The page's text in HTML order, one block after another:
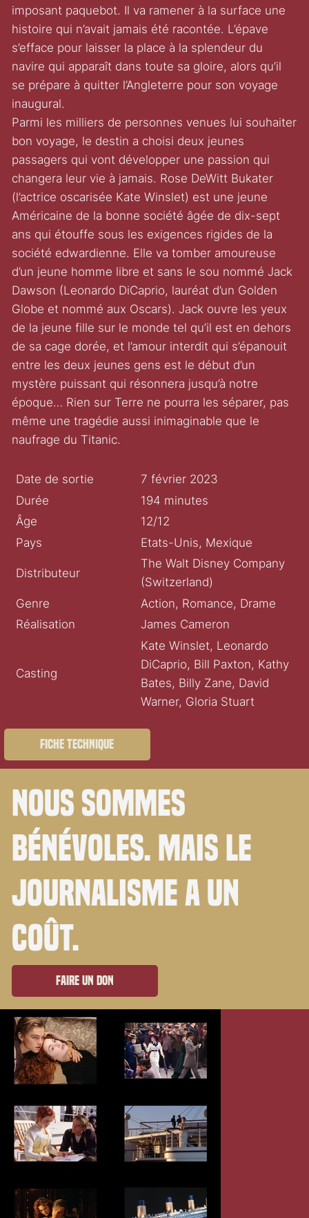
imposant paquebot. Il va ramener à la surface une
histoire qui n’avait jamais été racontée. L’épave
s’efface pour laisser la place à la splendeur du
navire qui apparaît dans toute sa gloire, alors qu’il
se prépare à quitter l’Angleterre pour son voyage
inaugural.
Parmi les milliers de personnes venues lui souhaiter
bon voyage, le destin a choisi deux jeunes
passagers qui vont développer une passion qui
changera leur vie à jamais. Rose DeWitt Bukater
(l’actrice oscarisée Kate Winslet) est une jeune
Américaine de la bonne société âgée de dix-sept
ans qui étouffe sous les exigences rigides de la
société edwardienne. Elle va tomber amoureuse
d’un jeune homme libre et sans le sou nommé Jack
Dawson (Leonardo DiCaprio, lauréat d’un Golden
Globe et nommé aux Oscars). Jack ouvre les yeux
de la jeune fille sur le monde tel qu’il est en dehors
de sa cage dorée, et l’amour interdit qui s’épanouit
entre les deux jeunes gens est le début d’un
mystère puissant qui résonnera jusqu’à notre
époque… Rien sur Terre ne pourra les séparer, pas
même une tragédie aussi inimaginable que le
naufrage du Titanic.
Date de sortie
7 février 2023
Durée
194 minutes
Âge
12/12
Pays
Etats-Unis, Mexique
Distributeur
The Walt Disney Company
(Switzerland)
Genre
Action, Romance, Drame
Réalisation
James Cameron
Casting
Kate Winslet, Leonardo
DiCaprio, Bill Paxton, Kathy
Bates, Billy Zane, David
Warner, Gloria Stuart
Fiche technique
Nous sommes
bénévoles. Mais le
journalisme a un
coût.
Faire un don